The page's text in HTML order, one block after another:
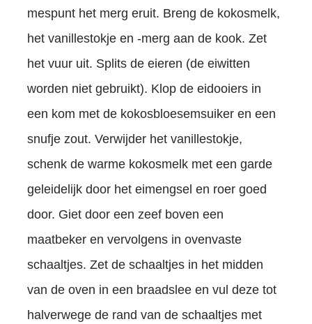
mespunt het merg eruit. Breng de kokosmelk,
het vanillestokje en -merg aan de kook. Zet
het vuur uit. Splits de eieren (de eiwitten
worden niet gebruikt). Klop de eidooiers in
een kom met de kokosbloesemsuiker en een
snufje zout. Verwijder het vanillestokje,
schenk de warme kokosmelk met een garde
geleidelijk door het eimengsel en roer goed
door. Giet door een zeef boven een
maatbeker en vervolgens in ovenvaste
schaaltjes. Zet de schaaltjes in het midden
van de oven in een braadslee en vul deze tot
halverwege de rand van de schaaltjes met